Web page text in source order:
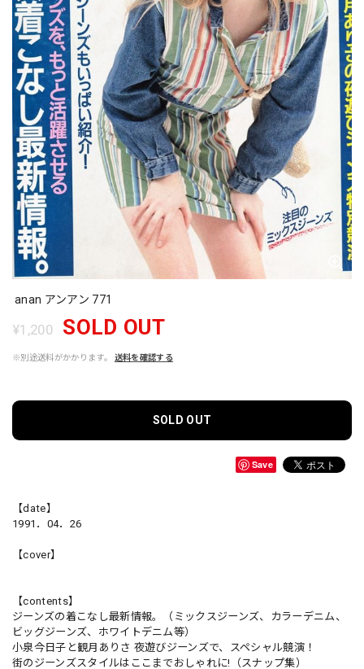
anan アンアン 771
¥1,200 SOLD OUT
※別途送料がかかります。 送料を確認する
SOLD OUT
Save
【date】
1991．04．26
【cover】
【contents】
ジーンズの着こなし最新情報。（ミックスジーンズ、カラーデニム、
ビッグジーンズ、ホワイトデニム等）
小泉今日子と観月ありさ 夜遊びジーンズで、スペシャル競演！
街のジーンズスタイルはここまでおしゃれに!（スナップ集）